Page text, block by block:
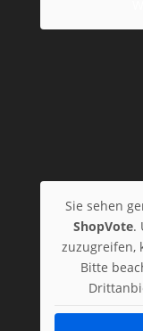
Sie sehen
ShopVote.
zuzugreifen,
Bitte